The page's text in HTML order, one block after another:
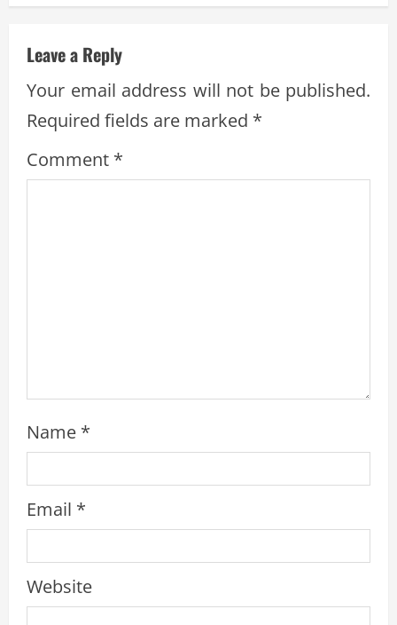
n
u
e
R
e
Leave a Reply
Your email address will not be published.
Required fields are marked *
Comment *
Name *
Email *
Website